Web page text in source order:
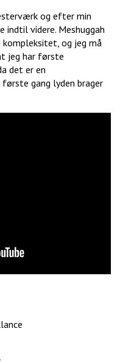
og efter min
indtil videre. Meshuggah
og jeg må
jeg har første
det er en
gang lyden brager